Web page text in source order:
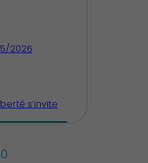
2026
s’invite